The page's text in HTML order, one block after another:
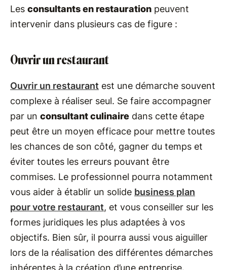
Les consultants en restauration peuvent
intervenir dans plusieurs cas de figure :
Ouvrir un restaurant
Ouvrir un restaurant est une démarche souvent
complexe à réaliser seul. Se faire accompagner
par un consultant culinaire dans cette étape
peut être un moyen efficace pour mettre toutes
les chances de son côté, gagner du temps et
éviter toutes les erreurs pouvant être
commises. Le professionnel pourra notamment
vous aider à établir un solide business plan
pour votre restaurant, et vous conseiller sur les
formes juridiques les plus adaptées à vos
objectifs. Bien sûr, il pourra aussi vous aiguiller
lors de la réalisation des différentes démarches
inhérentes à la création d’une entreprise.